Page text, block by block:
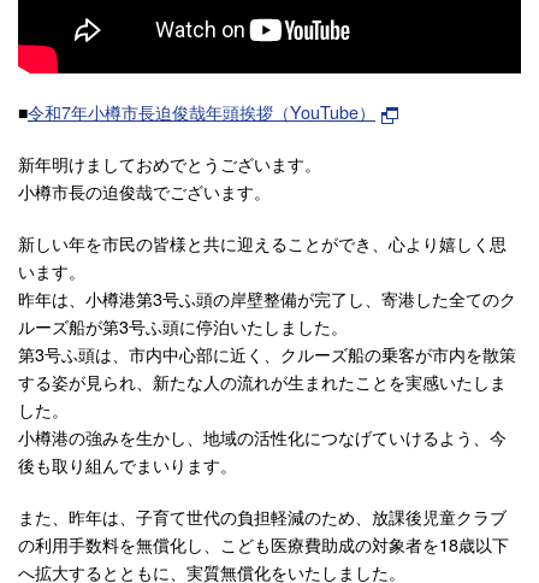
■令和7年小樽市長迫俊哉年頭挨拶（YouTube）
新年明けましておめでとうございます。
小樽市長の迫俊哉でございます。
新しい年を市民の皆様と共に迎えることができ、心より嬉しく思
います。
昨年は、小樽港第3号ふ頭の岸壁整備が完了し、寄港した全てのク
ルーズ船が第3号ふ頭に停泊いたしました。
第3号ふ頭は、市内中心部に近く、クルーズ船の乗客が市内を散策
する姿が見られ、新たな人の流れが生まれたことを実感いたしま
した。
小樽港の強みを生かし、地域の活性化につなげていけるよう、今
後も取り組んでまいります。
また、昨年は、子育て世代の負担軽減のため、放課後児童クラブ
の利用手数料を無償化し、こども医療費助成の対象者を18歳以下
へ拡大するとともに、実質無償化をいたしました。